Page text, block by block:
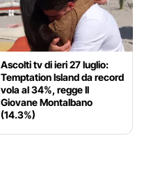
Ascolti tv di ieri 27 luglio:
Temptation Island da record
vola al 34%, regge Il
Giovane Montalbano
(14.3%)